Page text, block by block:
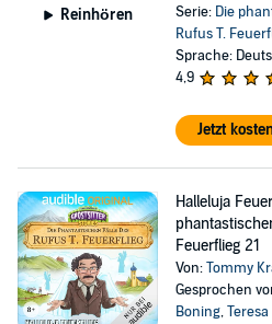
Reinhören
Serie: Die
Rufus T.
Sprache:
4,9
Jetzt
Halleluja
Feuerflieg 21
Von:Tommy
Gesprochen
Boning,